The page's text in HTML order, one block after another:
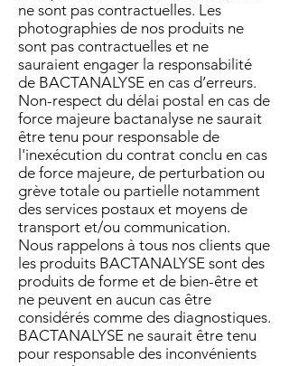
ne sont pas contractuelles. Les
photographies de nos produits ne
sont pas contractuelles et ne
sauraient engager la responsabilité
de BACTANALYSE en cas d’erreurs.
Non-respect du délai postal en cas de
force majeure bactanalyse ne saurait
être tenu pour responsable de
l'inexécution du contrat conclu en cas
de force majeure, de perturbation ou
grève totale ou partielle notamment
des services postaux et moyens de
transport et/ou communication.
Nous rappelons à tous nos clients que
les produits BACTANALYSE sont des
produits de forme et de bien-être et
ne peuvent en aucun cas être
considérés comme des diagnostiques.
BACTANALYSE ne saurait être tenu
pour responsable des inconvénients